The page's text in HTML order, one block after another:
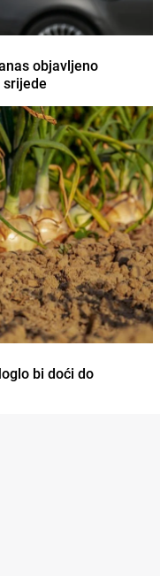
objavljeno
bi doći do